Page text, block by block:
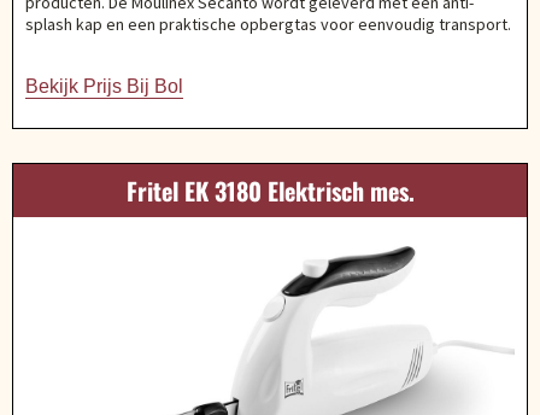
splash kap en een praktische opbergtas voor eenvoudig transport.
Bekijk Prijs Bij Bol
Fritel EK 3180 Elektrisch mes.